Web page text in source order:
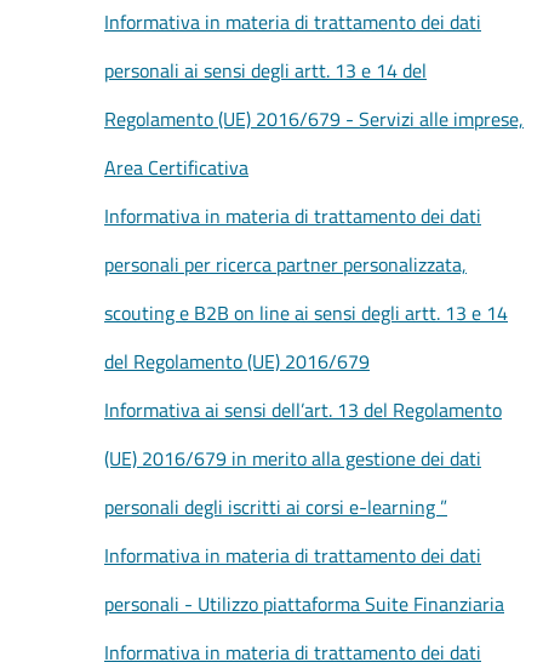
Informativa in materia di trattamento dei dati
personali ai sensi degli artt. 13 e 14 del
Regolamento (UE) 2016/679 - Servizi alle imprese,
Area Certificativa
Informativa in materia di trattamento dei dati
personali per ricerca partner personalizzata,
scouting e B2B on line ai sensi degli artt. 13 e 14
del Regolamento (UE) 2016/679
Informativa ai sensi dell’art. 13 del Regolamento
(UE) 2016/679 in merito alla gestione dei dati
personali degli iscritti ai corsi e-learning ”
Informativa in materia di trattamento dei dati
personali - Utilizzo piattaforma Suite Finanziaria
Informativa in materia di trattamento dei dati